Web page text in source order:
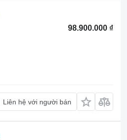
98.900.000 ₫
Liên hệ với người bán